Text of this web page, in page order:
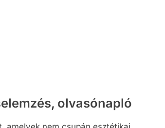
olvasónapló